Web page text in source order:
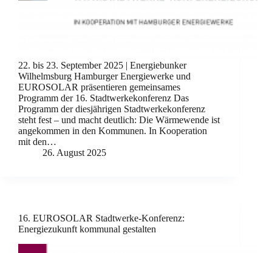
22. bis 23. September 2025 | Energiebunker
Wilhelmsburg Hamburger Energiewerke und
EUROSOLAR präsentieren gemeinsames
Programm der 16. Stadtwerkekonferenz Das
Programm der diesjährigen Stadtwerkekonferenz
steht fest – und macht deutlich: Die Wärmewende ist
angekommen in den Kommunen. In Kooperation
mit den…
26. August 2025
16. EUROSOLAR Stadtwerke-Konferenz:
Energiezukunft kommunal gestalten